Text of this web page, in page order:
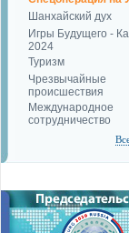
Шанхайский дух
Игры Будущего -
2024
Туризм
Чрезвычайные
происшествия
Международное
сотрудничество